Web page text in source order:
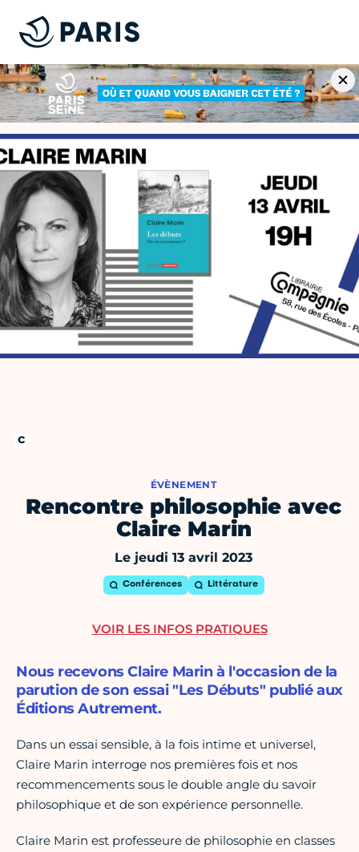
ÉVÈNEMENT
Rencontre philosophie avec
Claire Marin
Le jeudi 13 avril 2023
Conférences Littérature
Nous recevons Claire Marin à l'occasion de la
parution de son essai "Les Débuts" publié aux
Éditions Autrement.
Dans un essai sensible, à la fois intime et universel,
Claire Marin interroge nos premières fois et nos
recommencements sous le double angle du savoir
philosophique et de son expérience personnelle.
Claire Marin est professeure de philosophie en classes
VOIR LES INFOS PRATIQUES